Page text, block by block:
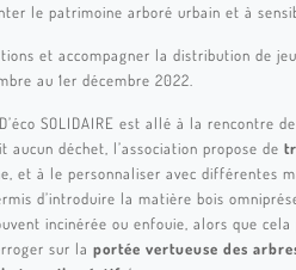
le patrimoine arboré urbain et à
et accompagner la distribution de
au 1er décembre 2022.
SOLIDAIRE est allé à la rencontre
aucun déchet, l’association propose de
et à le personnaliser avec différentes
d’introduire la matière bois
incinérée ou enfouie, alors que
sur la portée vertueuse des